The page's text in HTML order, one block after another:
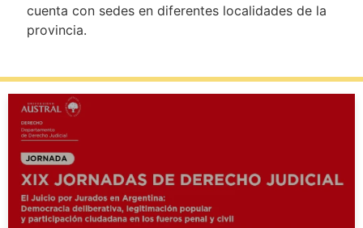
cuenta con sedes en diferentes localidades de la
provincia.